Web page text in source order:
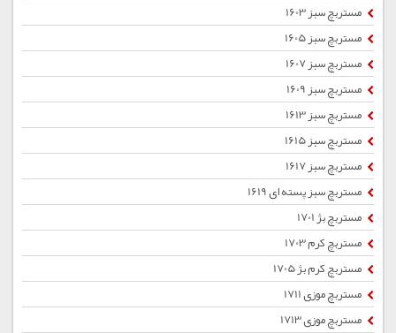
مستربچ سبز 1603
مستربچ سبز 1605
مستربچ سبز 1607
مستربچ سبز 1609
مستربچ سبز 1613
مستربچ سبز 1615
مستربچ سبز 1617
مستربچ سبز پسته ای 1619
مستربچ بژ 1701
مستربچ کرم 1703
مستربچ کرم بژ 1705
مستربچ موزی 1711
مستربچ موزی 1713